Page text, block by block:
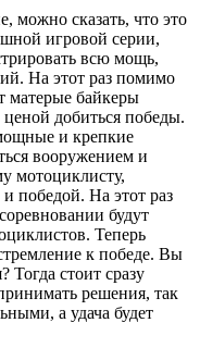
можно сказать, что это
игровой серии,
всю мощь,
На этот раз помимо
матерые байкеры
добиться победы.
и крепкие
вооружением и
мотоциклисту,
победой. На этот раз
будут
Теперь
к победе. Вы
Тогда стоит сразу
решения, так
а удача будет